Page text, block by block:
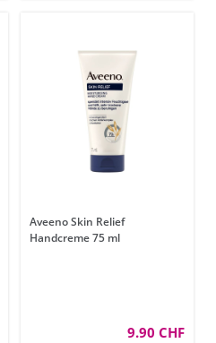
Aveeno Skin Relief
Handcreme 75 ml
9.90 CHF